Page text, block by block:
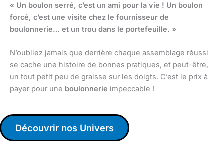
« Un boulon serré, c’est un ami pour la vie ! Un boulon
forcé, c’est une visite chez le fournisseur de
boulonnerie… et un trou dans le portefeuille. »
N’oubliez jamais que derrière chaque assemblage réussi
se cache une histoire de bonnes pratiques, et peut-être,
un tout petit peu de graisse sur les doigts. C’est le prix à
payer pour une boulonnerie impeccable !
Découvrir nos Univers